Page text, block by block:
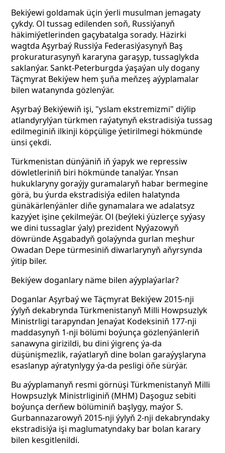
Bekiýewi goldamak üçin ýerli musulman jemagaty
çykdy. Ol tussag edilenden soň, Russiýanyň
häkimiýetlerinden gaçybatalga sorady. Häzirki
wagtda Aşyrbaý Russiýa Federasiýasynyň Baş
prokuraturasynyň kararyna garaşyp, tussaglykda
saklanýar. Sankt-Peterburgda ýaşaýan uly dogany
Täçmyrat Bekiýew hem şuňa meňzeş aýyplamalar
bilen watanynda gözlenýär.
Aşyrbaý Bekiýewiň işi, "yslam ekstremizmi" diýlip
atlandyrylýan türkmen raýatynyň ekstradisiýa tussag
edilmeginiň ilkinji köpçülige ýetirilmegi hökmünde
ünsi çekdi.
Türkmenistan dünýäniň iň ýapyk we repressiw
döwletleriniň biri hökmünde tanalýar. Ynsan
hukuklaryny goraýjy guramalaryň habar bermegine
görä, bu ýurda ekstradisiýa edilen halatynda
günäkärlenýänler diňe gynamalara we adalatsyz
kazyýet işine çekilmeýär. Ol (beýleki ýüzlerçe syýasy
we dini tussaglar ýaly) prezident Nyýazowyň
döwründe Aşgabadyň golaýynda gurlan meşhur
Owadan Depe türmesiniň diwarlarynyň aňyrsynda
ýitip biler.
Bekiýew doganlary näme bilen aýyplaýarlar?
Doganlar Aşyrbaý we Täçmyrat Bekiýew 2015-nji
ýylyň dekabrynda Türkmenistanyň Milli Howpsuzlyk
Ministrligi tarapyndan Jenaýat Kodeksiniň 177-nji
maddasynyň 1-nji bölümi boýunça gözlenýänleriň
sanawyna girizildi, bu dini ýigrenç ýa-da
düşünişmezlik, raýatlaryň dine bolan garaýyşlaryna
esaslanyp aýratynlygy ýa-da pesligi öňe sürýär.
Bu aýyplamanyň resmi görnüşi Türkmenistanyň Milli
Howpsuzlyk Ministrliginiň (MHM) Daşoguz sebiti
boýunça derňew bölüminiň başlygy, maýor S.
Gurbannazarowyň 2015-nji ýylyň 2-nji dekabryndaky
ekstradisiýa işi maglumatyndaky bar bolan karary
bilen kesgitlenildi.